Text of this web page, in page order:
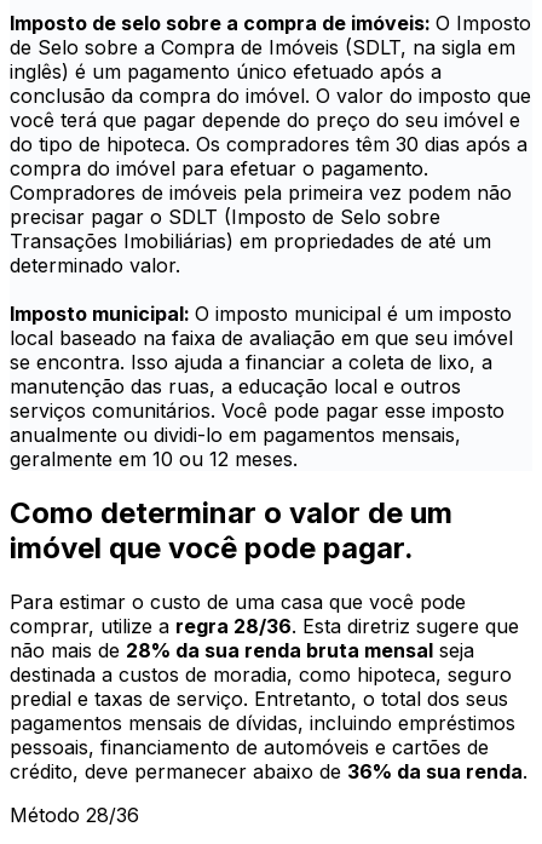
Imposto de selo sobre a compra de imóveis: O Imposto
de Selo sobre a Compra de Imóveis (SDLT, na sigla em
inglês) é um pagamento único efetuado após a
conclusão da compra do imóvel. O valor do imposto que
você terá que pagar depende do preço do seu imóvel e
do tipo de hipoteca. Os compradores têm 30 dias após a
compra do imóvel para efetuar o pagamento.
Compradores de imóveis pela primeira vez podem não
precisar pagar o SDLT (Imposto de Selo sobre
Transações Imobiliárias) em propriedades de até um
determinado valor.
Imposto municipal: O imposto municipal é um imposto
local baseado na faixa de avaliação em que seu imóvel
se encontra. Isso ajuda a financiar a coleta de lixo, a
manutenção das ruas, a educação local e outros
serviços comunitários. Você pode pagar esse imposto
anualmente ou dividi-lo em pagamentos mensais,
geralmente em 10 ou 12 meses.
Como determinar o valor de um
imóvel que você pode pagar.
Para estimar o custo de uma casa que você pode
comprar, utilize a regra 28/36. Esta diretriz sugere que
não mais de 28% da sua renda bruta mensal seja
destinada a custos de moradia, como hipoteca, seguro
predial e taxas de serviço. Entretanto, o total dos seus
pagamentos mensais de dívidas, incluindo empréstimos
pessoais, financiamento de automóveis e cartões de
crédito, deve permanecer abaixo de 36% da sua renda.
Método 28/36